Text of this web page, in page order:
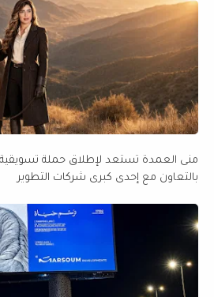
منى العمدة تستعد لإطلاق حملة
بالتعاون مع إحدى كبرى شركات التطوير